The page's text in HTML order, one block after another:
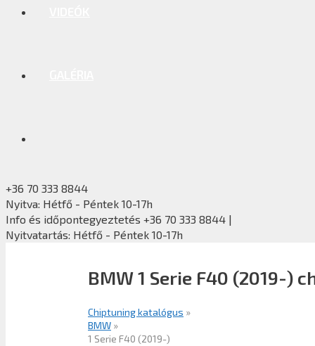
+36 70 333 8844
Nyitva: Hétfő - Péntek 10-17h
Info és időpontegyeztetés +36 70 333 8844 |
Nyitvatartás: Hétfő - Péntek 10-17h
BMW 1 Serie F40 (2019-)
Chiptuning katalógus »
BMW »
1 Serie F40 (2019-)